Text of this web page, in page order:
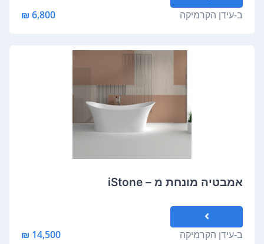
ב-עידן הקרמיקה 6,800 ₪
אמבטיה מונחת מ – iStone
ב-עידן הקרמיקה 14,500 ₪